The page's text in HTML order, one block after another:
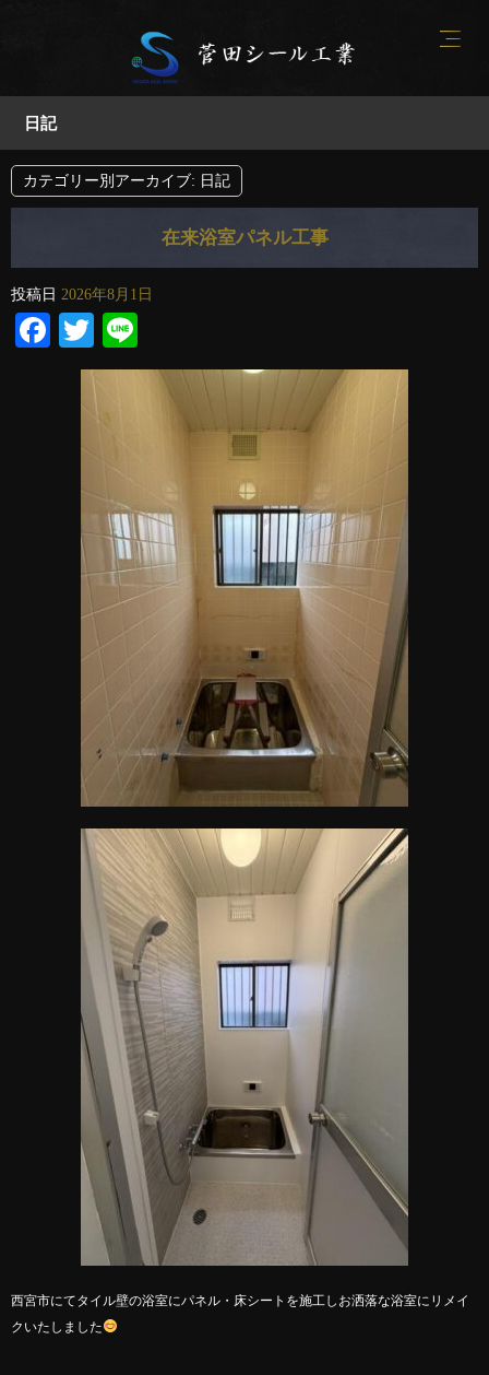
日記
カテゴリー別アーカイブ: 日記
在来浴室パネル工事
投稿日 2026年8月1日
Facebook
Twitter
西宮市にてタイル壁の浴室にパネル・床シートを施工しお洒落な浴室にリメイ
クいたしました